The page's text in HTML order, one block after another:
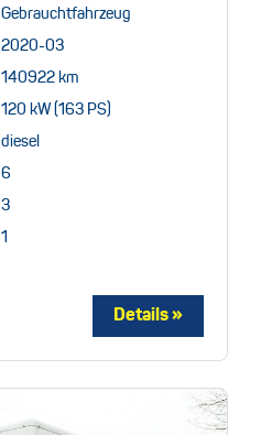
Gebrauchtfahrzeug
2020-03
140922 km
120 kW (163 PS)
diesel
6
3
1